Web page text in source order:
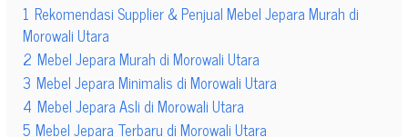
1 Rekomendasi Supplier & Penjual Mebel Jepara Murah di
Morowali Utara
2 Mebel Jepara Murah di Morowali Utara
3 Mebel Jepara Minimalis di Morowali Utara
4 Mebel Jepara Asli di Morowali Utara
5 Mebel Jepara Terbaru di Morowali Utara